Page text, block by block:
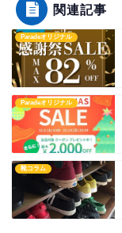
関連記事
Paradeオリジナル
Paradeオリジナル
靴コラム